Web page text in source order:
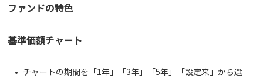
ファンドの特色
基準価額チャート
チャートの期間を「1年」「3年」「5年」「設定来」から選